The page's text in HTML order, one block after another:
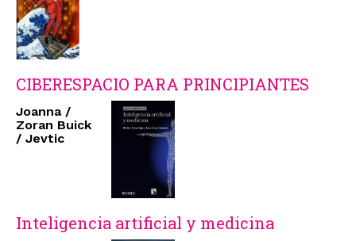
CIBERESPACIO PARA PRINCIPIANTES
Joanna /
Zoran Buick
/ Jevtic
Inteligencia artificial y medicina